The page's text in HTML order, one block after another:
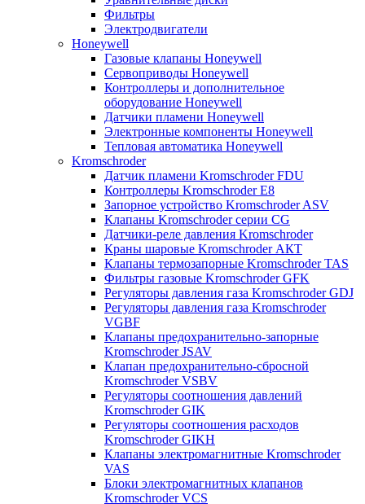
Фильтры
Электродвигатели
Honeywell
Газовые клапаны Honeywell
Сервоприводы Honeywell
Контроллеры и дополнительное
оборудование Honeywell
Датчики пламени Honeywell
Электронные компоненты Honeywell
Тепловая автоматика Honeywell
Kromschroder
Датчик пламени Kromschroder FDU
Контроллеры Kromschroder E8
Запорное устройство Kromschroder ASV
Клапаны Kromschroder серии CG
Датчики-реле давления Kromschroder
Краны шаровые Kromschroder АКТ
Клапаны термозапорные Kromschroder TAS
Фильтры газовые Kromschroder GFK
Регуляторы давления газа Kromschroder GDJ
Регуляторы давления газа Kromschroder
VGBF
Клапаны предохранительно-запорные
Kromschroder JSAV
Клапан предохранительно-сбросной
Kromschroder VSBV
Регуляторы соотношения давлений
Kromschroder GIK
Регуляторы соотношения расходов
Kromschroder GIKH
Клапаны электромагнитные Kromschroder
VAS
Блоки электромагнитных клапанов
Kromschroder VCS